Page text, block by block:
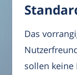
Das
sollen keine